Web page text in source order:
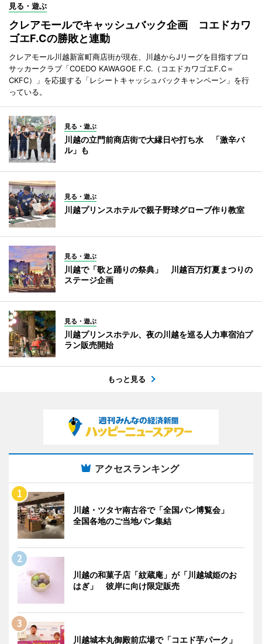
見る・遊ぶ
クレアモールでキャッシュバック企画 コエドカワ
ゴエF.Cの勝敗と連動
クレアモール川越新富町商店街が現在、川越からJリーグを目指すプロ
サッカークラブ「COEDO KAWAGOE F.C.（コエドカワゴエF.C＝
CKFC）」を応援する「レシートキャッシュバックキャンペーン」を行
っている。
見る・遊ぶ
川越の立門前商店街で大縁日や打ち水 「激辛バ
ル」も
見る・遊ぶ
川越プリンスホテルで親子野球グローブ作り教室
見る・遊ぶ
川越で「歌と踊りの祭典」 川越百万灯夏まつりの
ステージ企画
見る・遊ぶ
川越プリンスホテル、夜の川越を巡る人力車宿泊プ
ラン販売開始
もっと見る
アクセスランキング
川越・ツタヤ南古谷で「全国パン博覧会」
全国各地のご当地パン集結
川越の和菓子店「紋蔵庵」が「川越城姫のお
はぎ」 彼岸に向け限定販売
川越城本丸御殿前広場で「コエド芋パーク」